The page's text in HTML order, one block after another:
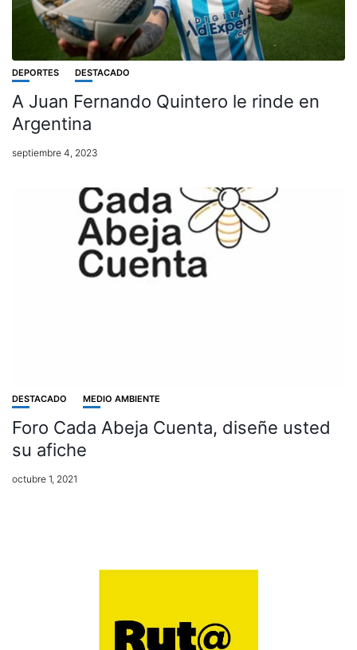
DEPORTES DESTACADO
A Juan Fernando Quintero le rinde en
Argentina
septiembre 4, 2023
DESTACADO MEDIO AMBIENTE
Foro Cada Abeja Cuenta, diseñe usted
su afiche
octubre 1, 2021